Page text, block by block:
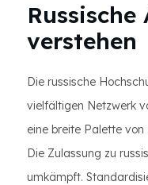
Russische
verstehen
Die russische
vielfältigen Netzwerk
eine breite Palette
Die Zulassung zu
umkämpft.